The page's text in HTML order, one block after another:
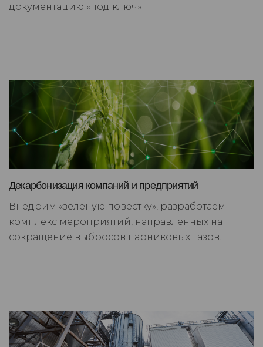
документацию «под ключ»
Декарбонизация компаний и предприятий
Внедрим «зеленую повестку», разработаем
комплекс мероприятий, направленных на
сокращение выбросов парниковых газов.